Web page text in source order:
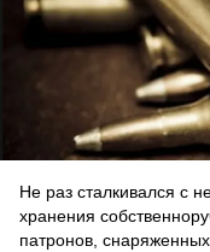
Не раз сталкивался с
хранения
патронов,